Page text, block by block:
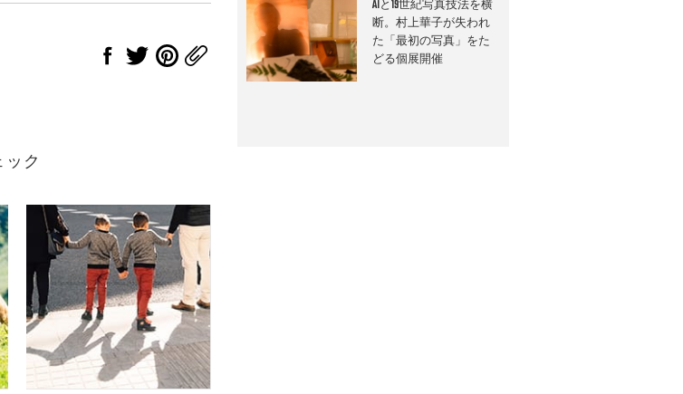
ク
AIと19世紀写真技法を横
断。村上華子が失われ
た「最初の写真」をた
どる個展開催